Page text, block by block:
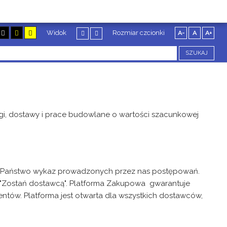
Widok Rozmiar czcionki A- A A+
SZUKAJ
dostawy i prace budowlane o wartości szacunkowej
wykaz prowadzonych przez nas postępowań.
dostawcą". Platforma Zakupowa gwarantuje
Platforma jest otwarta dla wszystkich dostawców,